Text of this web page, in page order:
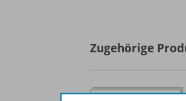
Zugehörige